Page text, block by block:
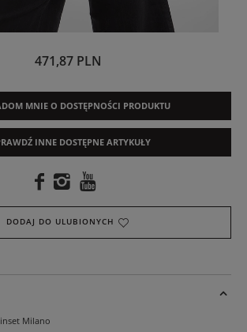
471,87 PLN
MNIE O DOSTĘPNOŚCI PRODUKTU
INNE DOSTĘPNE ARTYKUŁY
DODAJ DO ULUBIONYCH
Milano